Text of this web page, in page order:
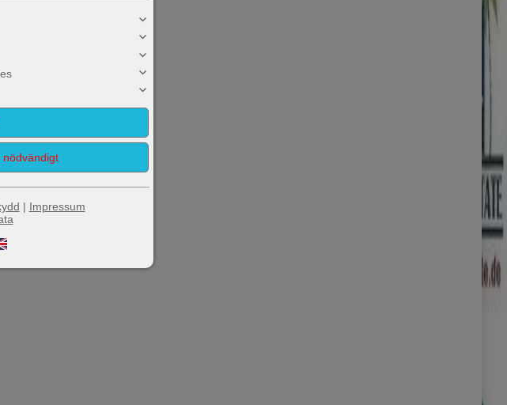
| Impressum
Endast innehåll från tredje part eller de typer av cookies
Du kan ändra din cookie-inställning här när som helst: